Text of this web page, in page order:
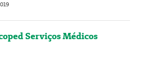
Serviços Médicos